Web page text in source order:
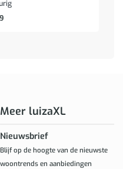
Meer luizaXL
Nieuwsbrief
Blijf op de hoogte van de nieuwste
woontrends en aanbiedingen